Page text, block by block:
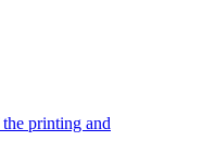
printing and